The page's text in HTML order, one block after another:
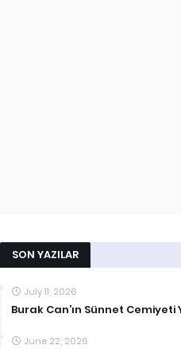
SON YAZILAR
July 11, 2026
Burak Can’ın Sünnet Cemiyeti
June 22, 2026